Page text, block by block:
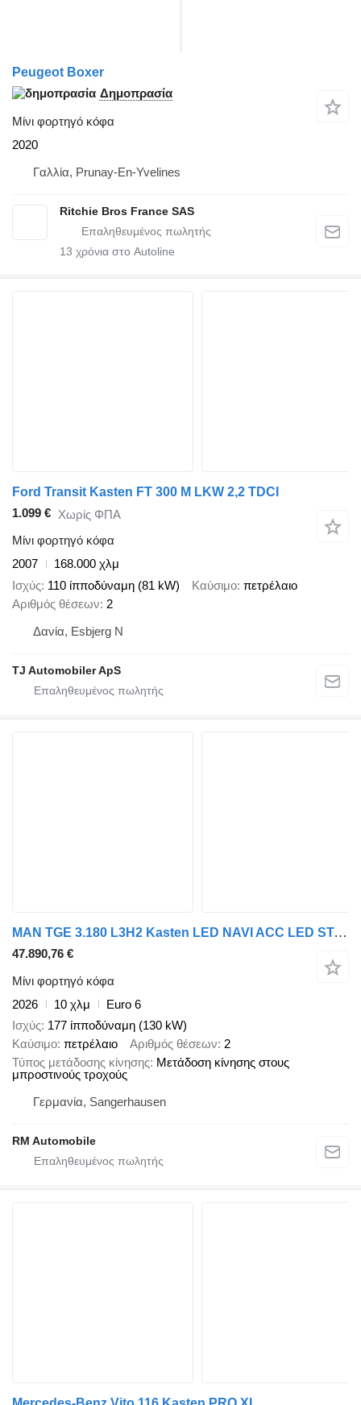
Peugeot Boxer
Δημοπρασία
Μίνι φορτηγό κόφα
2020
Γαλλία, Prunay-En-Yvelines
Ritchie Bros France SAS
13 χρόνια στο Autoline
Ford Transit Kasten FT 300 M LKW 2,2 TDCI
1.099 € Χωρίς ΦΠΑ
Μίνι φορτηγό κόφα
2007
168.000 χλμ
Ισχύς 110 ίπποδύναμη (81 kW) Καύσιμο πετρέλαιο
Αριθμός θέσεων 2
Δανία, Esbjerg N
TJ Automobiler ApS
MAN TGE 3.180 L3H2 Kasten LED NAVI ACC LED STANDHZ
47.890,76 €
Μίνι φορτηγό κόφα
2026
10 χλμ
Euro 6
Ισχύς 177 ίπποδύναμη (130 kW)
Καύσιμο πετρέλαιο Αριθμός θέσεων 2
Τύπος μετάδοσης κίνησης Μετάδοση κίνησης στους
μπροστινούς τροχούς
Γερμανία, Sangerhausen
RM Automobile